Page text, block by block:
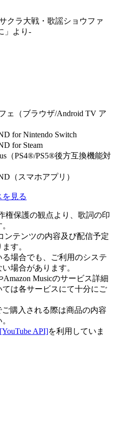
クラ大戦・歌謡ショウファ
」より-
ェ（ブラウザ/Android TV ア
for Nintendo Switch
for Steam
（PS4®/PS5®後方互換機能対
（スマホアプリ）
見る
権保護の観点より、歌詞の印
ンテンツの内容及び配信予定
す。
場合でも、ご利用のシステ
場合があります。
Amazon Musicのサービス詳細
は各サービスにて十分にご
ご購入される際は商品の内容
[YouTube API]を利用していま